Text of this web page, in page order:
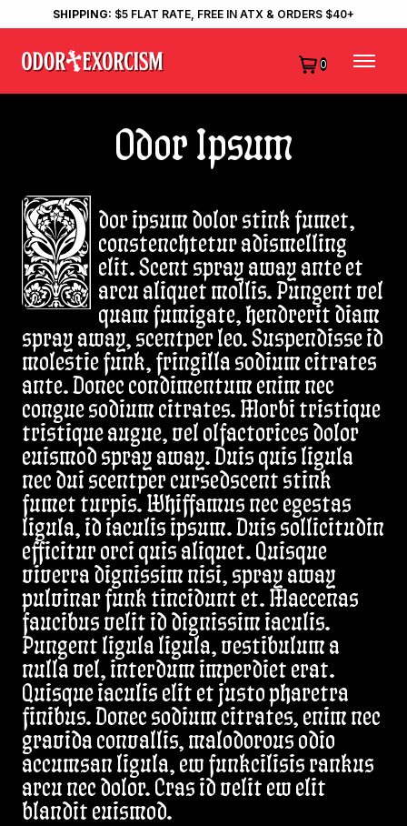
SHIPPING: $5 FLAT RATE, FREE IN ATX & ORDERS $40+
0
Odor Ipsum
dor ipsum dolor stink fumet,
constenchtetur adismelling
elit. Scent spray away ante et
arcu aliquet mollis. Pungent vel
quam fumigate, hendrerit diam
spray away, scentper leo. Suspendisse id
molestie funk, fringilla sodium citrates
ante. Donec condimentum enim nec
congue sodium citrates. Morbi tristique
tristique augue, vel olfactorices dolor
euismod spray away. Duis quis ligula
nec dui scentper cursedscent stink
fumet turpis. Whiffamus nec egestas
ligula, id iaculis ipsum. Duis sollicitudin
efficitur orci quis aliquet. Quisque
viverra dignissim nisi, spray away
pulvinar funk tincidunt et. Maecenas
faucibus velit id dignissim iaculis.
Pungent ligula ligula, vestibulum a
nulla vel, interdum imperdiet erat.
Quisque iaculis elit et justo pharetra
finibus. Donec sodium citrates, enim nec
gravida convallis, malodorous odio
accumsan ligula, ew funkcilisis rankus
arcu nec dolor. Cras id velit ew elit
blandit euismod.